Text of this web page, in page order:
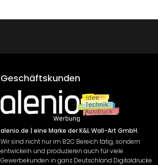
Geschäftskunden
alenio.de | eine Marke der K&L Wall-Art GmbH.
Wir sind nicht nur im B2C Bereich tätig, sondern
entwickeln und produzieren auch für viele
Gewerbekunden in ganz Deutschland Digitaldrucke